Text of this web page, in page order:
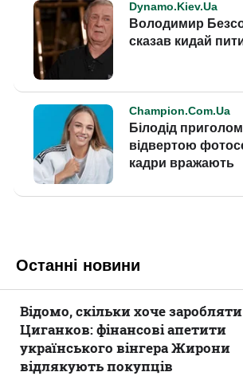
Останні новини
Відомо, скільки хоче заробляти
Циганков: фінансові апетити
українського вінгера Жирони
відлякують покупців